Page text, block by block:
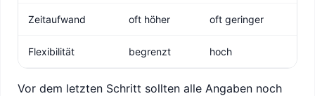
Zeitaufwand oft höher oft geringer
Flexibilität begrenzt hoch
Vor dem letzten Schritt sollten alle Angaben noch